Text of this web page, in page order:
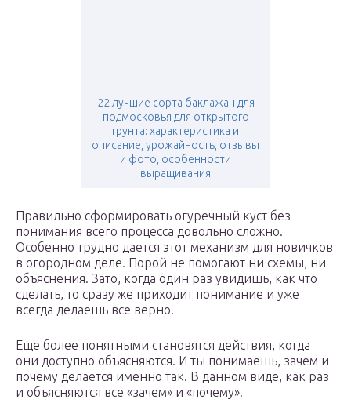
22 лучшие сорта баклажан для
подмосковья для открытого
грунта: характеристика и
описание, урожайность, отзывы
и фото, особенности
выращивания
Правильно сформировать огуречный куст без
понимания всего процесса довольно сложно.
Особенно трудно дается этот механизм для новичков
в огородном деле. Порой не помогают ни схемы, ни
объяснения. Зато, когда один раз увидишь, как что
сделать, то сразу же приходит понимание и уже
всегда делаешь все верно.
Еще более понятными становятся действия, когда
они доступно объясняются. И ты понимаешь, зачем и
почему делается именно так. В данном виде, как раз
и объясняются все «зачем» и «почему».